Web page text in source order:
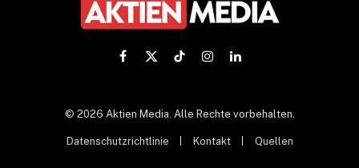
Facebook
X
TikTokInstagramLinkedIn
© 2026 Aktien Media. Alle Rechte vorbehalten.
Datenschutzrichtlinie Kontakt Quellen